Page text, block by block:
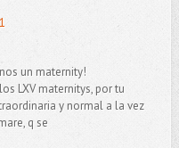
un maternity!
LXV maternitys, por tu
y normal a la vez
q se